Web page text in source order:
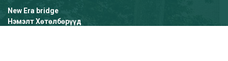
New Era bridge
Нэмэлт Хөтөлбөрүүд